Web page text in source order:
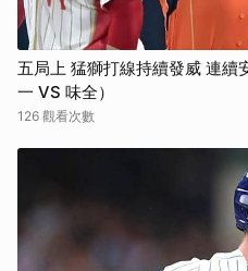
五局上 猛獅打線持續發威 連
一 VS 味全）
126 觀看次數